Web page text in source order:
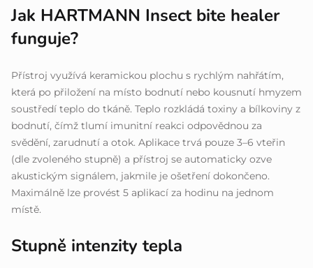
Jak HARTMANN Insect bite healer
funguje?
Přístroj využívá keramickou plochu s rychlým nahřátím,
která po přiložení na místo bodnutí nebo kousnutí hmyzem
soustředí teplo do tkáně. Teplo rozkládá toxiny a bílkoviny z
bodnutí, čímž tlumí imunitní reakci odpovědnou za
svědění, zarudnutí a otok. Aplikace trvá pouze 3–6 vteřin
(dle zvoleného stupně) a přístroj se automaticky ozve
akustickým signálem, jakmile je ošetření dokončeno.
Maximálně lze provést 5 aplikací za hodinu na jednom
místě.
Stupně intenzity tepla